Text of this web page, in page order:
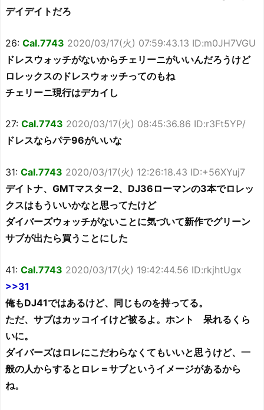
デイデイトだろ
26: Cal.7743 2020/03/17(火) 07:59:43.13 ID:m0JH7VGU
ドレスウォッチがないからチェリーニがいいんだろうけど
ロレックスのドレスウォッチってのもね
チェリーニ現行はデカイし
27: Cal.7743 2020/03/17(火) 08:45:36.86 ID:r3Ft5YP/
ドレスならパテ96がいいな
31: Cal.7743 2020/03/17(火) 12:26:18.43 ID:+56XYuj7
デイトナ、GMTマスター2、DJ36ローマンの3本でロレッ
クスはもういいかなと思ってたけど
ダイバーズウォッチがないことに気づいて新作でグリーン
サブが出たら買うことにした
41: Cal.7743 2020/03/17(火) 19:42:44.56 ID:rkjhtUgx
>>31
俺もDJ41ではあるけど、同じものを持ってる。
ただ、サブはカッコイイけど被るよ。ホント 呆れるくら
いに。
ダイバーズはロレにこだわらなくてもいいと思うけど、一
般の人からするとロレ＝サブというイメージがあるから
ね。